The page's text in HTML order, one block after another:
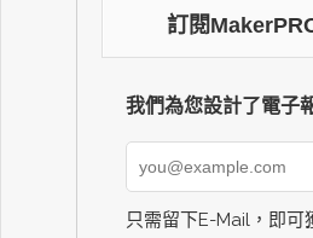
訂閱
我們為您設計了電子
只需留下E-Mail，即可